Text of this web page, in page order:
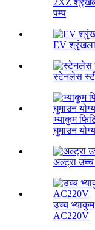
2XZ
पम्प
EV
स्टेनलेस
भ्याकुम
घुमाउन
अल्ट्रा
उच्च
AC220V